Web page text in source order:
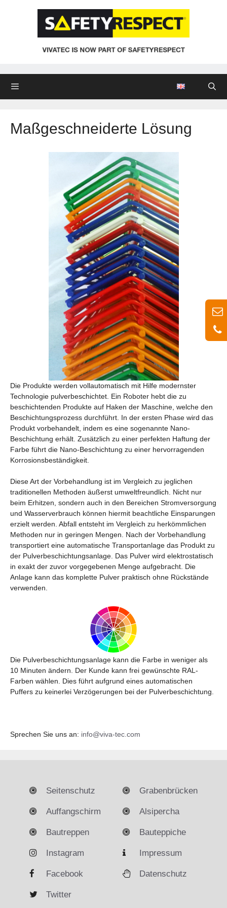
Maßgeschneiderte Lösung
Die Produkte werden vollautomatisch mit Hilfe modernster
Technologie pulverbeschichtet. Ein Roboter hebt die zu
beschichtenden Produkte auf Haken der Maschine, welche den
Beschichtungsprozess durchführt. In der ersten Phase wird das
Produkt vorbehandelt, indem es eine sogenannte Nano-
Beschichtung erhält. Zusätzlich zu einer perfekten Haftung der
Farbe führt die Nano-Beschichtung zu einer hervorragenden
Korrosionsbeständigkeit.
Diese Art der Vorbehandlung ist im Vergleich zu jeglichen
traditionellen Methoden äußerst umweltfreundlich. Nicht nur
beim Erhitzen, sondern auch in den Bereichen Stromversorgung
und Wasserverbrauch können hiermit beachtliche Einsparungen
erzielt werden. Abfall entsteht im Vergleich zu herkömmlichen
Methoden nur in geringen Mengen. Nach der Vorbehandlung
transportiert eine automatische Transportanlage das Produkt zu
der Pulverbeschichtungsanlage. Das Pulver wird elektrostatisch
in exakt der zuvor vorgegebenen Menge aufgebracht. Die
Anlage kann das komplette Pulver praktisch ohne Rückstände
verwenden.
Die Pulverbeschichtungsanlage kann die Farbe in weniger als
10 Minuten ändern. Der Kunde kann frei gewünschte RAL-
Farben wählen. Dies führt aufgrund eines automatischen
Puffers zu keinerlei Verzögerungen bei der Pulverbeschichtung.
Sprechen Sie uns an: info@viva-tec.com
Seitenschutz
Auffangschirm
Bautreppen
Grabenbrücken
Alsipercha
Bauteppiche
Instagram
Facebook
Twitter
Impressum
Datenschutz